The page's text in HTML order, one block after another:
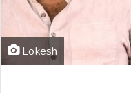
Lokesh